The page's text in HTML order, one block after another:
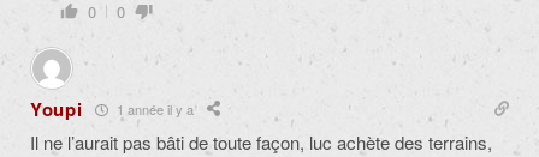
0 0
Youpi 1 année il y a
Il ne l’aurait pas bâti de toute façon, luc achète des terrains,